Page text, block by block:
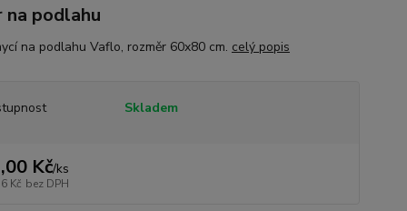
na podlahu
na podlahu Vaflo, rozměr 60x80 cm. celý popis
Skladem
Kč/ks
Kč bez DPH